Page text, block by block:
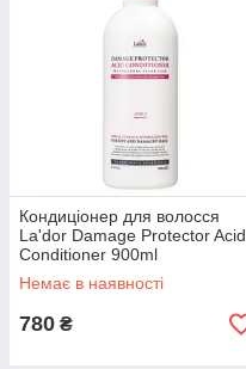
Кондиціонер для волосся
La'dor Damage Protector Acid
Conditioner 900ml
Немає в наявності
780 ₴